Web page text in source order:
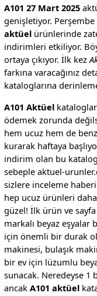
A101 27 Mart 2025
genişletiyor.
aktüelürünlerinde
indirimleri etkiliyor.
ortaya çıkıyor. İlk kez
farkına varacağınız
kataloglarına
A101 Aktüel
ödemek zorunda
hem ucuz hem de
kurarak haftaya
indirim olan bu
sebeple aktuel-
sizlere inceleme haberi
hep ucuz ürünleri
güzel! İlk ürün ve sayfa
markalı beyaz eşyalar
için önemli bir durak
makinesi, bulaşık
bir ev için lüzumlu
sunacak. Neredeyse 1
ancak A101 aktüel